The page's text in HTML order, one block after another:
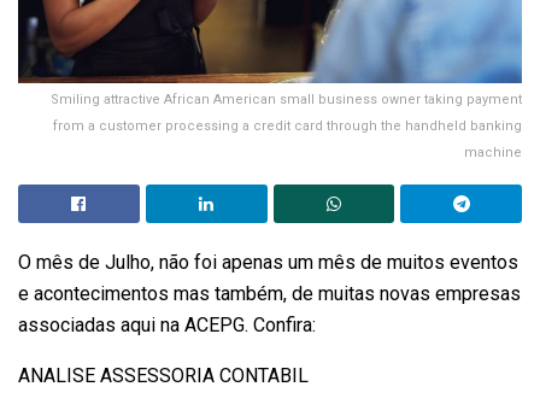
Smiling attractive African American small business owner taking payment
from a customer processing a credit card through the handheld banking
machine
O mês de Julho, não foi apenas um mês de muitos eventos
e acontecimentos mas também, de muitas novas empresas
associadas aqui na ACEPG. Confira:
ANALISE ASSESSORIA CONTABIL